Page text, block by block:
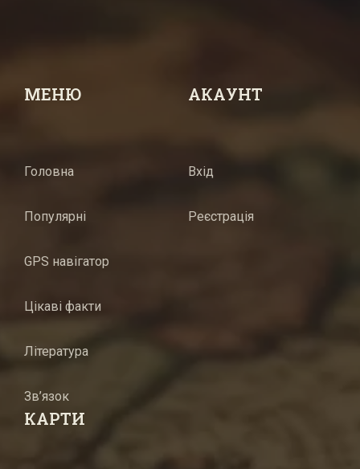
МЕНЮ
Головна
Популярні
GPS навігатор
Цікаві факти
Література
Зв’язок
АКАУНТ
Вхід
Реєстрація
КАРТИ